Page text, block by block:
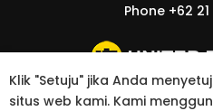
Klik "Setuju" jika Anda
situs web kami. Kami
Phone +62